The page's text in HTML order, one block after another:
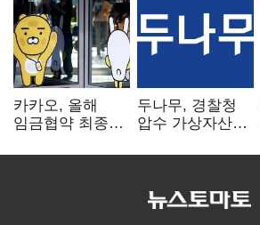
카카오, 올해
임금협약 최종
인상·격려금
두나무, 경찰청
압수 가상자산
커스터디 사업